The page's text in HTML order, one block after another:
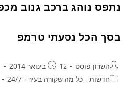
נתפס נוהג ברכב גנוב
בסך הכל נסעתי טרמפ
השרון פוסט
12 בינואר 2014
חדשות - כל מה שקורה בעיר - 24/7